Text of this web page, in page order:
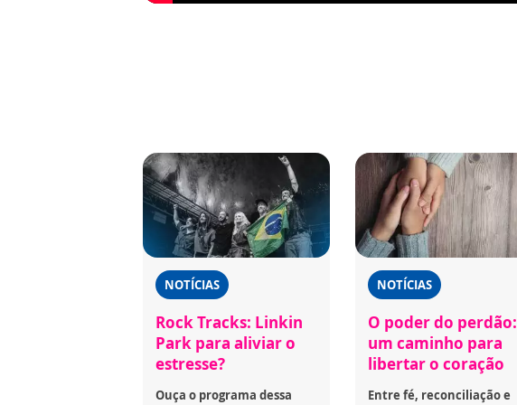
NOTÍCIAS
Rock Tracks: Linkin
Park para aliviar o
estresse?
Ouça o programa dessa
NOTÍCIAS
O poder do perdão:
um caminho para
libertar o coração
Entre fé, reconciliação e